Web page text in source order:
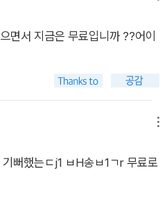
면서 지금은 무료입니까 ??어이
뻐했는ㄷj1 ㅂH송ㅂ1ㄱr 무료로